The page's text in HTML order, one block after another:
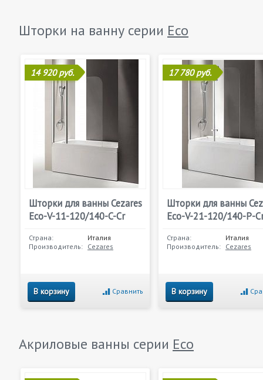
Шторки на ванну серии Eco
14 920 руб.
Шторки для ванны Cezares
Eco-V-11-120/140-C-Cr
Страна:
Италия
Производитель: Cezares
В корзину Сравнить
17 780 руб.
Шторки для ванны
Eco-V-21-120/140-P-
Страна:
Италия
Производитель: Cezares
В корзину
Акриловые ванны серии Eco